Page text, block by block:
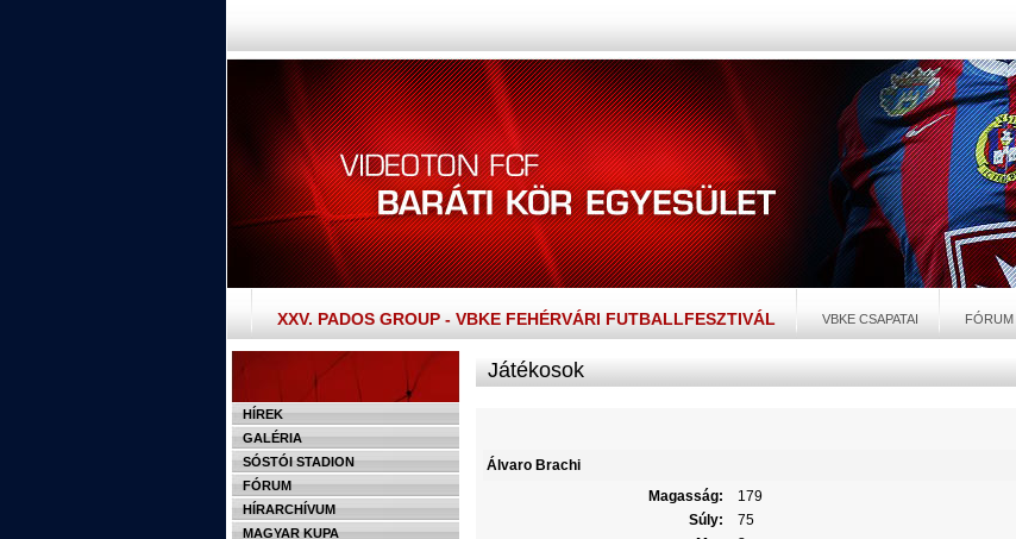
XXV. PADOS GROUP - VBKE FEHÉRVÁRI FUTBALLFESZTIVÁL VBKE CSAPATAI FÓRUM
HÍREK
GALÉRIA
SÓSTÓI STADION
FÓRUM
HÍRARCHÍVUM
MAGYAR KUPA
Játékosok
Álvaro Brachi
Magasság:
179
Súly:
75